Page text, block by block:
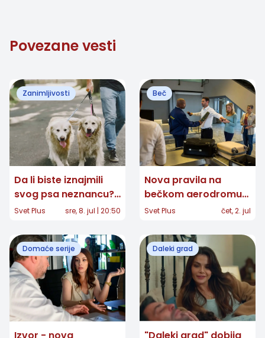
Povezane vesti
Zanimljivosti
Da li biste iznajmili
svog psa neznancu?
Kontroverzna
ljubitelje životinja
Svet Plus sre, 8. jul | 20:50
Beč
Nova pravila na
bečkom aerodromu
od petka 3. jula: jedna
obradovati gotovo
sve putnike
Svet Plus čet, 2. jul
Domaće serije Daleki grad